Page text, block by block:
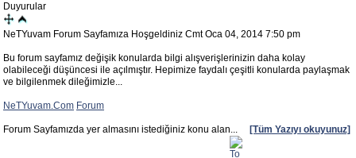
Duyurular
NeTYuvam Forum Sayfamıza Hoşgeldiniz Cmt Oca 04, 2014 7:50 pm
Bu forum sayfamız değişik konularda bilgi alışverişlerinizin daha kolay
olabileceği düşüncesi ile açılmıştır. Hepimize faydalı çeşitli konularda paylaşmak
ve bilgilenmek dileğimizle...
NeTYuvam.Com Forum
Forum Sayfamızda yer almasını istediğiniz konu alan... [Tüm Yazıyı okuyunuz]